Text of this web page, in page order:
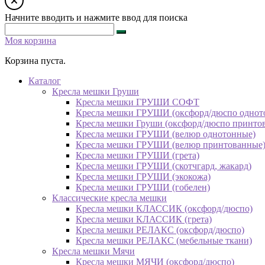
Начните вводить и нажмите ввод для поиска
Моя корзина
Корзина пуста.
Каталог
Кресла мешки Груши
Кресла мешки ГРУШИ СОФТ
Кресла мешки ГРУШИ (оксфорд/дюспо
Кресла мешки Груши (оксфорд/дюспо
Кресла мешки ГРУШИ (велюр однотонные)
Кресла мешки ГРУШИ (велюр принтованные)
Кресла мешки ГРУШИ (грета)
Кресла мешки ГРУШИ (скотчгард, жакард)
Кресла мешки ГРУШИ (экокожа)
Кресла мешки ГРУШИ (гобелен)
Классические кресла мешки
Кресла мешки КЛАССИК (оксфорд/дюспо)
Кресла мешки КЛАССИК (грета)
Креслa мешки РЕЛАКС (оксфорд/дюспо)
Креслa мешки РЕЛАКС (мебельные ткани)
Кресла мешки Мячи
Кресла мешки МЯЧИ (оксфорд/дюспо)